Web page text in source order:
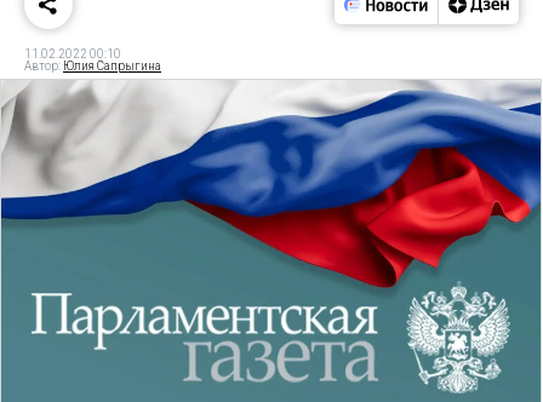
11.02.2022 00:10
Автор: Юлия Сапрыгина